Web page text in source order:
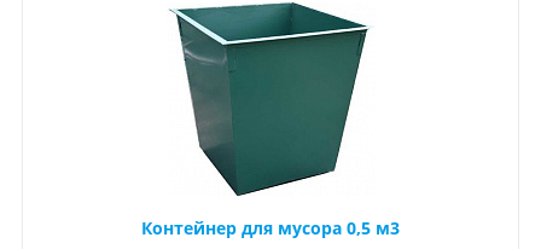
Контейнер для мусора 0,5 м3